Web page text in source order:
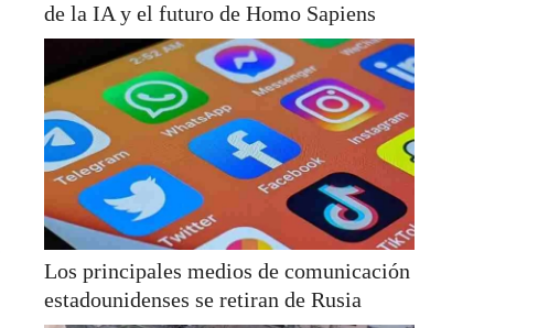
de la IA y el futuro de Homo Sapiens
Los principales medios de comunicación
estadounidenses se retiran de Rusia